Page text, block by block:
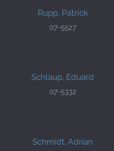
Rupp, Patrick
07-5527
Schlaup, Eduard
07-5332
Schmidt, Adrian